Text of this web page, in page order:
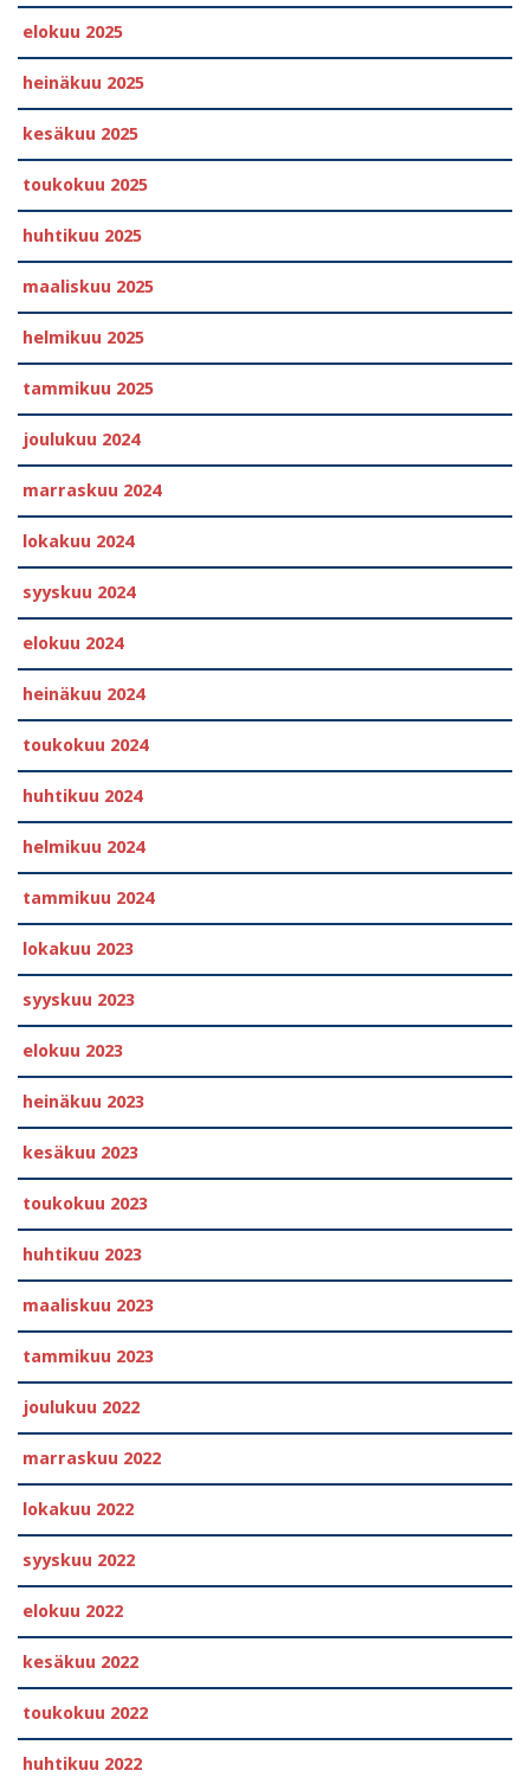
elokuu 2025
heinäkuu 2025
kesäkuu 2025
toukokuu 2025
huhtikuu 2025
maaliskuu 2025
helmikuu 2025
tammikuu 2025
joulukuu 2024
marraskuu 2024
lokakuu 2024
syyskuu 2024
elokuu 2024
heinäkuu 2024
toukokuu 2024
huhtikuu 2024
helmikuu 2024
tammikuu 2024
lokakuu 2023
syyskuu 2023
elokuu 2023
heinäkuu 2023
kesäkuu 2023
toukokuu 2023
huhtikuu 2023
maaliskuu 2023
tammikuu 2023
joulukuu 2022
marraskuu 2022
lokakuu 2022
syyskuu 2022
elokuu 2022
kesäkuu 2022
toukokuu 2022
huhtikuu 2022